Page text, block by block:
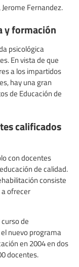
Fernandez.
y formación
psicológica
En vista de que
a los impartidos
hay una gran
de Educación de
calificados
con docentes
de calidad.
consiste
ofrecer
de
nuevo programa
en 2004 en dos
docentes.